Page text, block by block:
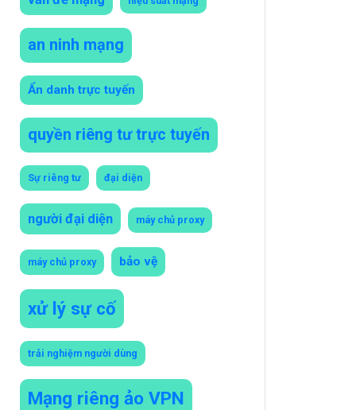
an ninh mạng
Ẩn danh trực tuyến
quyền riêng tư trực tuyến
Sự riêng tư đại diện
người đại diện máy chủ proxy
máy chủ proxy bảo vệ
xử lý sự cố
trải nghiệm người dùng
Mạng riêng ảo VPN